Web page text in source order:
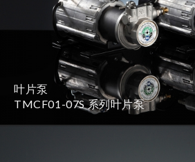
叶片泵
TMCF01-07S 系列叶片泵